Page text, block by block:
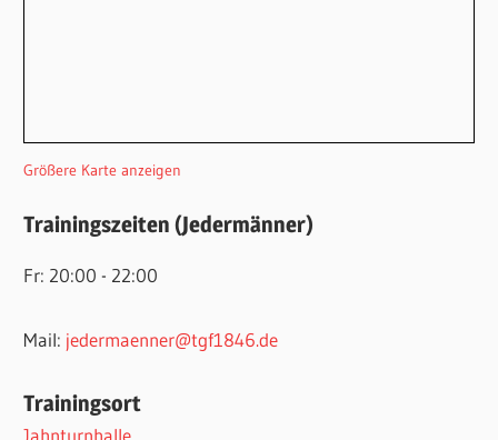
Größere Karte anzeigen
Trainingszeiten (Jedermänner)
Fr: 20:00 - 22:00
Mail: jedermaenner@tgf1846.de
Trainingsort
Jahnturnhalle